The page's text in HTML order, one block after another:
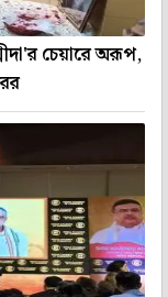
চেয়ারে অরূপ,